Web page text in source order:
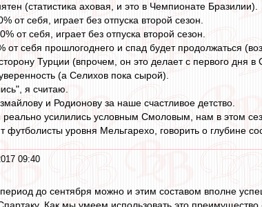
(статистика аховая, и это в Чемпионате Бразилии).
от себя, играет без отпуска второй сезон.
от себя, играет без отпуска второй сезон.
от себя прошлогоднего и спад будет продолжаться
Турции (впрочем, он это делает с первого дня в
(а Селихов пока сырой).
я считаю.
и Родионову за наше счастливое детство.
усилились условным Смоловым, нам в этом
футболисты уровня Мельгарехо, говорить о глубине
09:40
до сентября можно и этим составом вполне